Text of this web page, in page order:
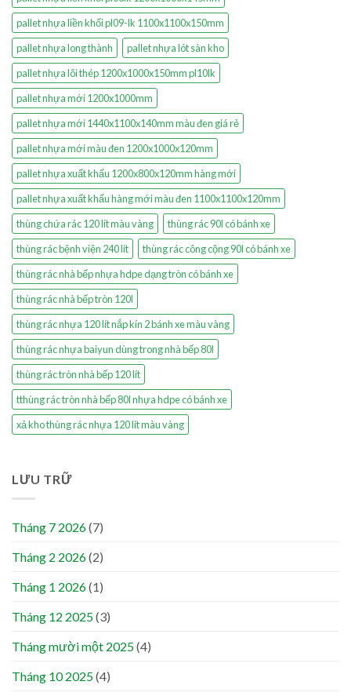
pallet nhựa liền khối pl09-lk 1100x1100x150mm
pallet nhựa long thành
pallet nhựa lót sàn kho
pallet nhựa lõi thép 1200x1000x150mm pl10lk
pallet nhựa mới 1200x1000mm
pallet nhựa mới 1440x1100x140mm màu đen giá rẻ
pallet nhựa mới màu đen 1200x1000x120mm
pallet nhựa xuất khẩu 1200x800x120mm hàng mới
pallet nhựa xuất khẩu hàng mới màu đen 1100x1100x120mm
thùng chứa rác 120 lít màu vàng
thùng rác 90l có bánh xe
thùng rác bệnh viện 240 lít
thùng rác công cộng 90l có bánh xe
thùng rác nhà bếp nhựa hdpe dạng tròn có bánh xe
thùng rác nhà bếp tròn 120l
thùng rác nhựa 120 lít nắp kín 2 bánh xe màu vàng
thùng rác nhựa baiyun dùng trong nhà bếp 80l
thùng rác tròn nhà bếp 120 lít
tthùng rác tròn nhà bếp 80l nhựa hdpe có bánh xe
xả kho thùng rác nhựa 120 lít màu vàng
LƯU TRỮ
Tháng 7 2026(7)
Tháng 2 2026(2)
Tháng 1 2026(1)
Tháng 12 2025(3)
Tháng mười một 2025(4)
Tháng 10 2025(4)